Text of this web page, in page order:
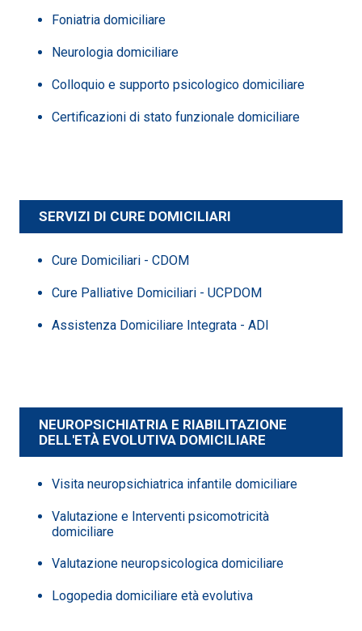
Foniatria domiciliare
Neurologia domiciliare
Colloquio e supporto psicologico domiciliare
Certificazioni di stato funzionale domiciliare
SERVIZI DI CURE DOMICILIARI
Cure Domiciliari - CDOM
Cure Palliative Domiciliari - UCPDOM
Assistenza Domiciliare Integrata - ADI
NEUROPSICHIATRIA E RIABILITAZIONE
DELL'ETÀ EVOLUTIVA DOMICILIARE
Visita neuropsichiatrica infantile domiciliare
Valutazione e Interventi psicomotricità
domiciliare
Valutazione neuropsicologica domiciliare
Logopedia domiciliare età evolutiva